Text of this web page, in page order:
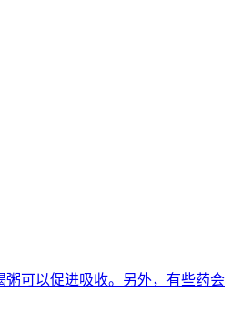
可以促进吸收。另外，有些药会